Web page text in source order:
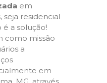
em
seja residencial
a solução!
como missão
a
em